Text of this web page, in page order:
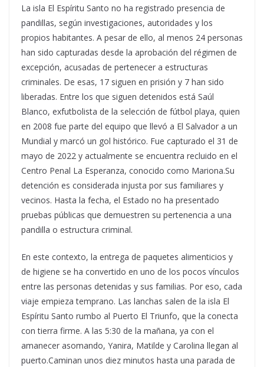
La isla El Espíritu Santo no ha registrado presencia de
pandillas, según investigaciones, autoridades y los
propios habitantes. A pesar de ello, al menos 24 personas
han sido capturadas desde la aprobación del régimen de
excepción, acusadas de pertenecer a estructuras
criminales. De esas, 17 siguen en prisión y 7 han sido
liberadas. Entre los que siguen detenidos está Saúl
Blanco, exfutbolista de la selección de fútbol playa, quien
en 2008 fue parte del equipo que llevó a El Salvador a un
Mundial y marcó un gol histórico. Fue capturado el 31 de
mayo de 2022 y actualmente se encuentra recluido en el
Centro Penal La Esperanza, conocido como Mariona.Su
detención es considerada injusta por sus familiares y
vecinos. Hasta la fecha, el Estado no ha presentado
pruebas públicas que demuestren su pertenencia a una
pandilla o estructura criminal.
En este contexto, la entrega de paquetes alimenticios y
de higiene se ha convertido en uno de los pocos vínculos
entre las personas detenidas y sus familias. Por eso, cada
viaje empieza temprano. Las lanchas salen de la isla El
Espíritu Santo rumbo al Puerto El Triunfo, que la conecta
con tierra firme. A las 5:30 de la mañana, ya con el
amanecer asomando, Yanira, Matilde y Carolina llegan al
puerto.Caminan unos diez minutos hasta una parada de